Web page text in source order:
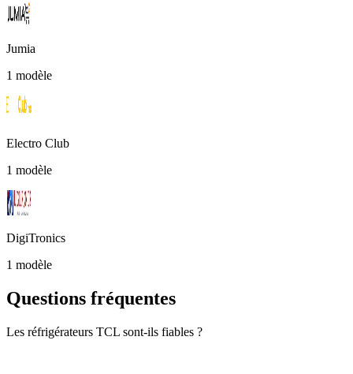
Jumia
1 modèle
Electro Club
1 modèle
DigiTronics
1 modèle
Questions fréquentes
Les réfrigérateurs TCL sont-ils fiables ?